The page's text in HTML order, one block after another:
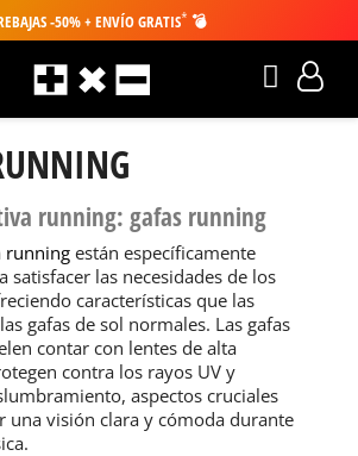
-50% + ENVÍO GRATIS* 💣
running: gafas running
running están específicamente
satisfacer las necesidades de los
características que las
gafas de sol normales. Las gafas
contar con lentes de alta
contra los rayos UV y
aspectos cruciales
una visión clara y cómoda durante